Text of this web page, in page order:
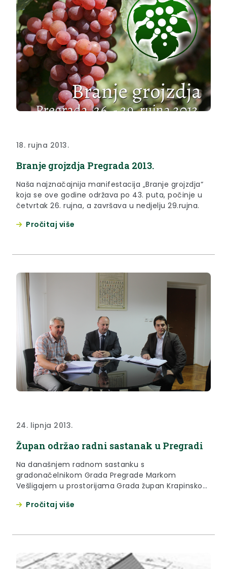
18. rujna 2013.
Branje grojzdja Pregrada 2013.
Naša najznačajnija manifestacija „Branje grojzdja“
koja se ove godine održava po 43. puta, počinje u
četvrtak 26. rujna, a završava u nedjelju 29.rujna.
Pročitaj više
24. lipnja 2013.
Župan održao radni sastanak u Pregradi
Na današnjem radnom sastanku s
gradonačelnikom Grada Pregrade Markom
Vešligajem u prostorijama Grada župan Krapinsko-
proračunu, problemima s kojima se gradska uprava
Pročitaj više